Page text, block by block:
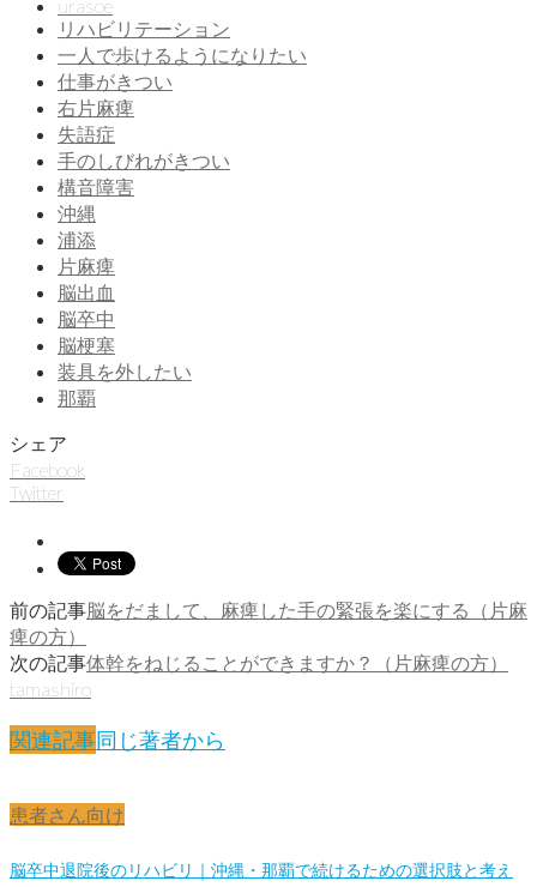
urasoe
リハビリテーション
一人で歩けるようになりたい
仕事がきつい
右片麻痺
失語症
手のしびれがきつい
構音障害
沖縄
浦添
片麻痺
脳出血
脳卒中
脳梗塞
装具を外したい
那覇
シェア
Facebook
Twitter
前の記事脳をだまして、麻痺した手の緊張を楽にする（片麻
痺の方）
次の記事体幹をねじることができますか？（片麻痺の方）
tamashiro
関連記事同じ著者から
患者さん向け
脳卒中退院後のリハビリ｜沖縄・那覇で続けるための選択肢と考え